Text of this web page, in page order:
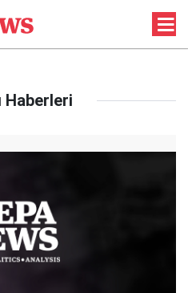
Haberleri